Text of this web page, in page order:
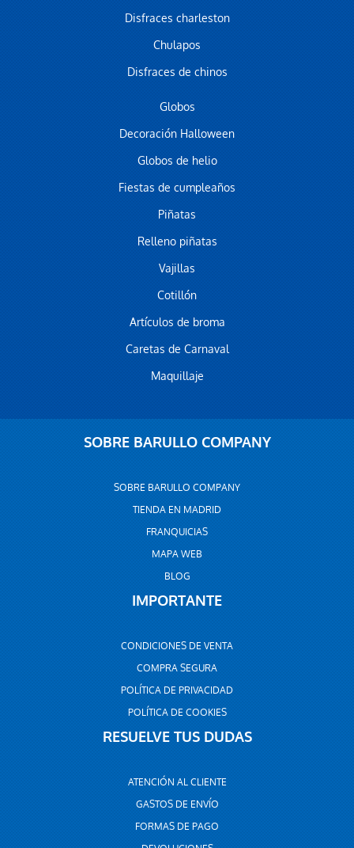
Disfraces charleston
Chulapos
Disfraces de chinos
Globos
Decoración Halloween
Globos de helio
Fiestas de cumpleaños
Piñatas
Relleno piñatas
Vajillas
Cotillón
Artículos de broma
Caretas de Carnaval
Maquillaje
SOBRE BARULLO COMPANY
SOBRE BARULLO COMPANY
TIENDA EN MADRID
FRANQUICIAS
MAPA WEB
BLOG
IMPORTANTE
CONDICIONES DE VENTA
COMPRA SEGURA
POLÍTICA DE PRIVACIDAD
POLÍTICA DE COOKIES
RESUELVE TUS DUDAS
ATENCIÓN AL CLIENTE
GASTOS DE ENVÍO
FORMAS DE PAGO